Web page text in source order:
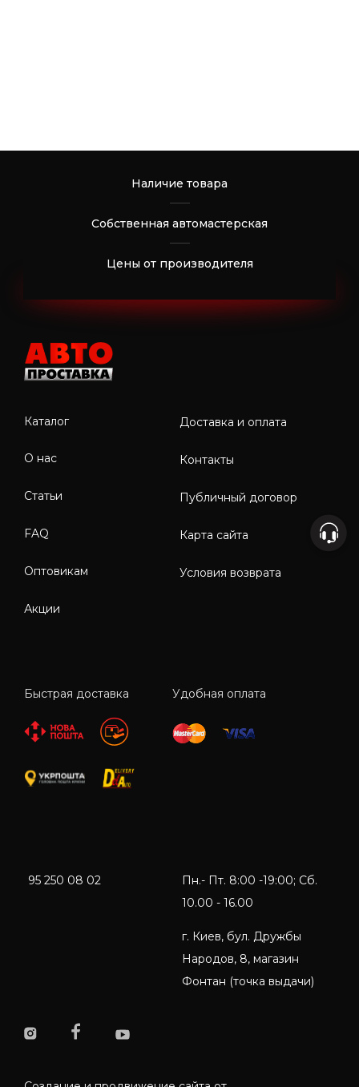
Наличие товара
Собственная автомастерская
Цены от производителя
Каталог
О нас
Статьи
FAQ
Оптовикам
Акции
Доставка и оплата
Контакты
Публичный договор
Карта сайта
Условия возврата
Быстрая доставка Удобная оплата
95 250 08 02
Пн.- Пт. 8:00 -19:00; Сб.
10.00 - 16.00
г. Киев, бул. Дружбы
Народов, 8, магазин
Фонтан (точка выдачи)